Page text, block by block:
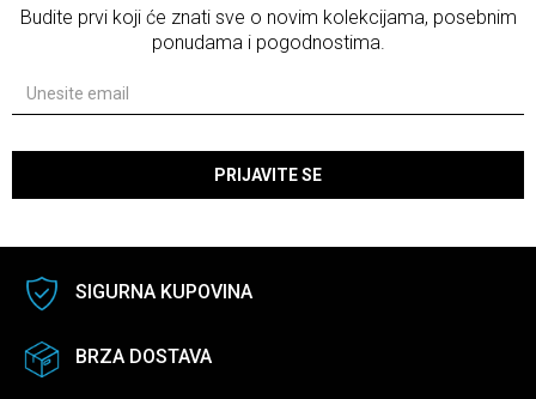
Budite prvi koji će znati sve o novim kolekcijama, posebnim
ponudama i pogodnostima.
PRIJAVITE SE
SIGURNA KUPOVINA
BRZA DOSTAVA